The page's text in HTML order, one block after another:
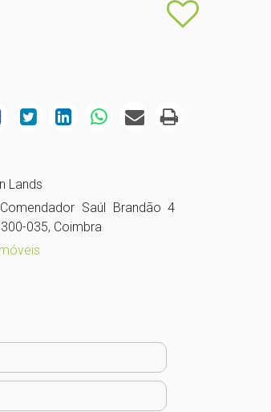
Lands
Saúl Brandão 4
035, Coimbra